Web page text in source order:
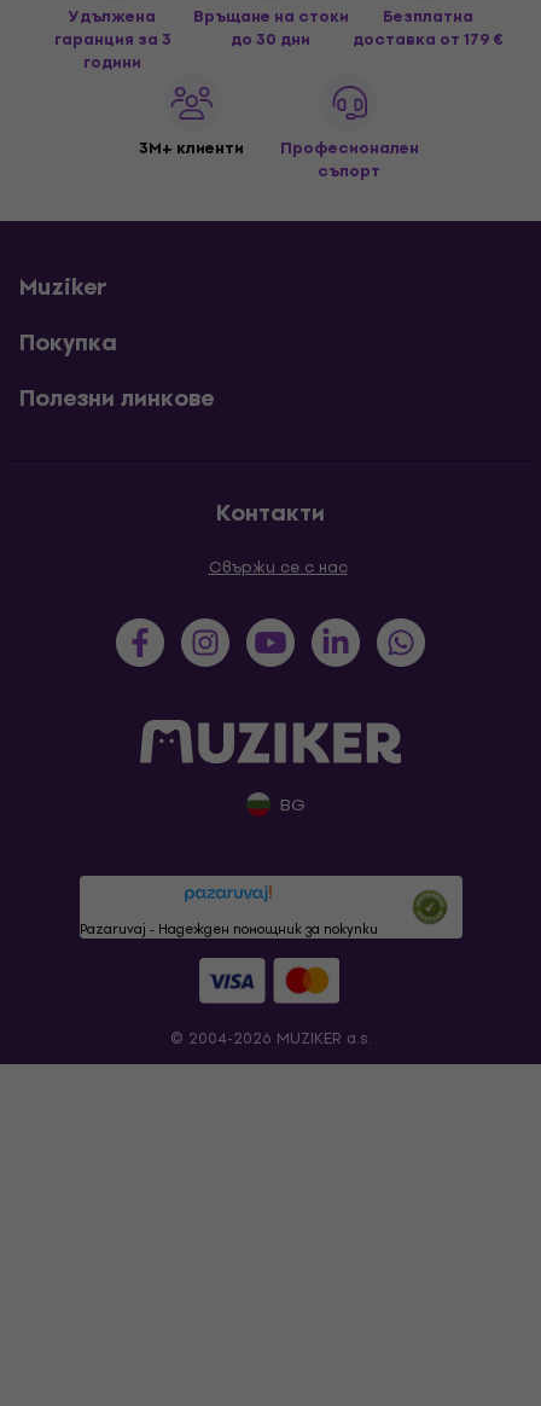
Удължена
гаранция за 3
години
Връщане на стоки
до 30 дни
Безплатна
доставка от 179 €
3M+ клиенти
Професионален
съпорт
Muziker
Покупка
Полезни линкове
Контакти
Свържи се с нас
BG
Pazaruvaj - Надежден помощник за покупки
© 2004-2026 MUZIKER a.s.